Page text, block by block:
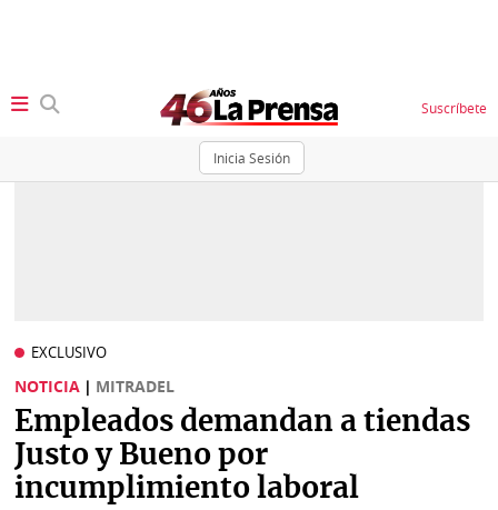
Inicia Sesión
Suscríbete
Sociedad
Judiciales
Política
Economía
K
Vivir+
Opinión
EXCLUSIVO
NOTICIA | MITRADEL
Empleados demandan a tiendas
Justo y Bueno por
incumplimiento laboral